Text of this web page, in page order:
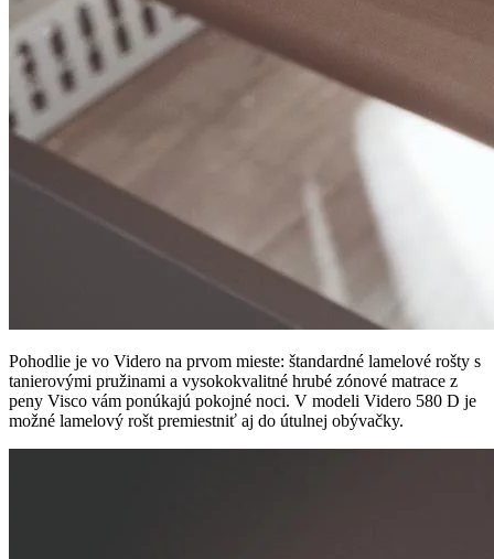
Pohodlie je vo Videro na prvom mieste: štandardné lamelové rošty s
tanierovými pružinami a vysokokvalitné hrubé zónové matrace z
peny Visco vám ponúkajú pokojné noci. V modeli Videro 580 D je
možné lamelový rošt premiestniť aj do útulnej obývačky.